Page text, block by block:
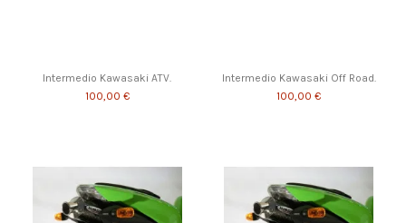
Intermedio Kawasaki ATV.
100,00 €
Intermedio Kawasaki Off Road.
100,00 €